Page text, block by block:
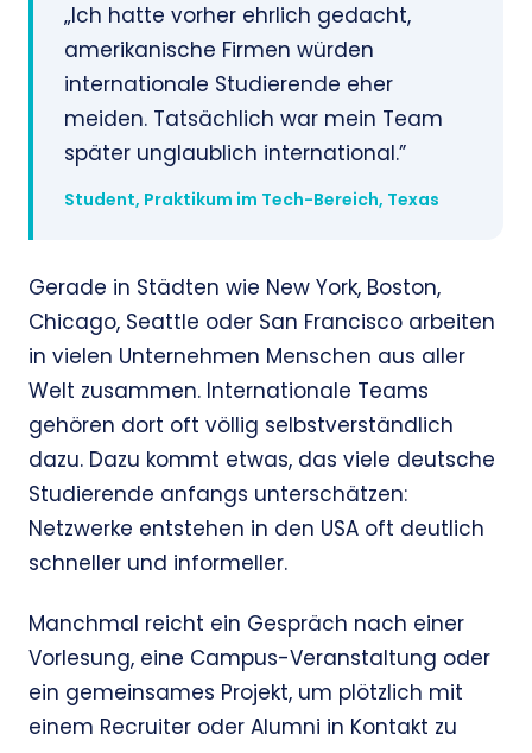
„Ich hatte vorher ehrlich gedacht,
amerikanische Firmen würden
internationale Studierende eher
meiden. Tatsächlich war mein Team
später unglaublich international.”
Student, Praktikum im Tech-Bereich, Texas
Gerade in Städten wie New York, Boston,
Chicago, Seattle oder San Francisco arbeiten
in vielen Unternehmen Menschen aus aller
Welt zusammen. Internationale Teams
gehören dort oft völlig selbstverständlich
dazu. Dazu kommt etwas, das viele deutsche
Studierende anfangs unterschätzen:
Netzwerke entstehen in den USA oft deutlich
schneller und informeller.
Manchmal reicht ein Gespräch nach einer
Vorlesung, eine Campus-Veranstaltung oder
ein gemeinsames Projekt, um plötzlich mit
einem Recruiter oder Alumni in Kontakt zu